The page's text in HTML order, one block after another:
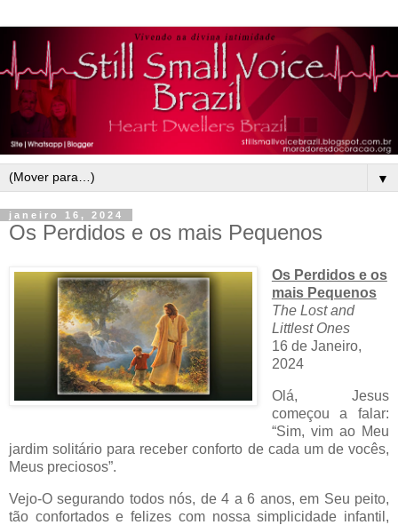
▼
janeiro 16, 2024
Os Perdidos e os mais Pequenos
Os Perdidos e os
mais Pequenos
The Lost and
Littlest Ones
16 de Janeiro,
2024
Olá, Jesus
começou a falar:
“Sim, vim ao Meu
jardim solitário para receber conforto de cada um de vocês,
Meus preciosos”.
Vejo-O segurando todos nós, de 4 a 6 anos, em Seu peito,
tão confortados e felizes com nossa simplicidade infantil,